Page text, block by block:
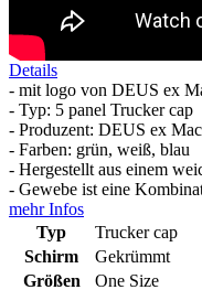
Details
- mit logo von DEUS ex
- Typ: 5 panel Trucker cap
- Produzent: DEUS ex
- Farben: grün, weiß, blau
- Hergestellt aus einem
- Gewebe ist eine
mehr Infos
Typ
Trucker cap
Schirm
Gekrümmt
Größen
One Size